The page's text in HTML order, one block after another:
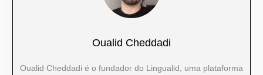
Oualid Cheddadi
Oualid Cheddadi é o fundador do Lingualid, uma plataforma